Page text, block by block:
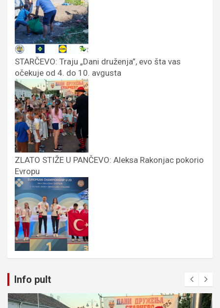
STARČEVO: Traju „Dani druženja”, evo šta vas
očekuje od 4. do 10. avgusta
ZLATO STIŽE U PANČEVO: Aleksa Rakonjac pokorio
Evropu
Info pult